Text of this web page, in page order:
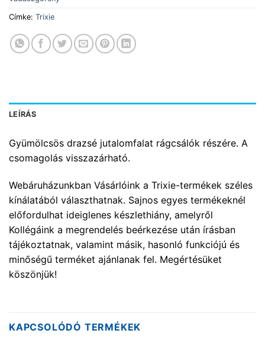
Címke: Trixie
LEÍRÁS
Gyümölcsös drazsé jutalomfalat rágcsálók részére. A
csomagolás visszazárható.
Webáruházunkban Vásárlóink a Trixie-termékek széles
kínálatából választhatnak. Sajnos egyes termékeknél
előfordulhat ideiglenes készlethiány, amelyről
Kollégáink a megrendelés beérkezése után írásban
tájékoztatnak, valamint másik, hasonló funkciójú és
minőségű terméket ajánlanak fel. Megértésüket
köszönjük!
KAPCSOLÓDÓ TERMÉKEK